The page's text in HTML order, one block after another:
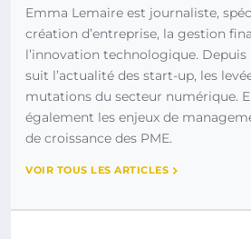
Emma Lemaire est journaliste,
création d’entreprise, la gestion
l’innovation technologique. Depuis
suit l’actualité des start-up, les
mutations du secteur numérique.
également les enjeux de
de croissance des PME.
VOIR TOUS LES ARTICLES